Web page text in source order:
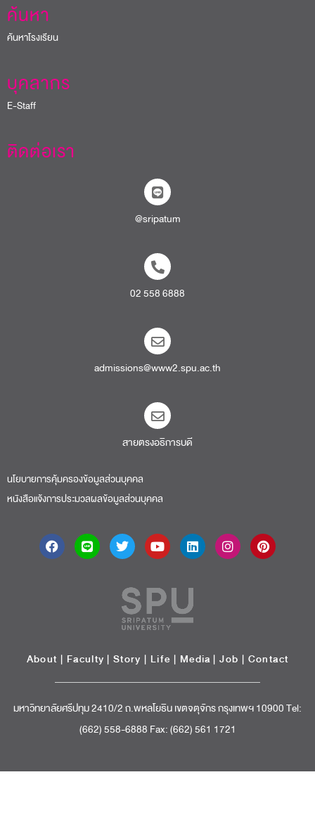
ค้นหา
ค้นหาโรงเรียน
บุคลากร
E-Staff
ติดต่อเรา
@sripatum
02 558 6888
admissions@www2.spu.ac.th
สายตรงอธิการบดี​
นโยบายการคุ้มครองข้อมูลส่วนบุคคล
หนังสือแจ้งการประมวลผลข้อมูลส่วนบุคคล
About | Faculty | Story | Life | Media |Job | Contact
มหาวิทยาลัยศรีปทุม 2410/2 ถ.พหลโยธิน เขตจตุจักร กรุงเทพฯ 10900 Tel:
(662) 558-6888 Fax: (662) 561 1721